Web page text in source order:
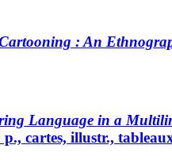
: An
Language in a
cartes, illustr.,